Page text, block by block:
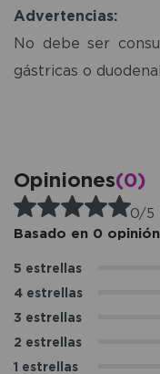
Advertencias:
No debe ser
gástricas o
Opiniones(0)
0/5
Basado en 0
5 estrellas
4 estrellas
3 estrellas
2 estrellas
1 estrellas